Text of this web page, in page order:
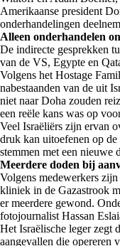
Amerikaanse president
onderhandelingen
Alleen onderhandelen
De indirecte gesprekken
van de VS, Egypte en
Volgens het Hostage
nabestaanden van de uit
niet naar Doha zouden
een reële kans was op
Veel Israëliërs zijn ervan
druk kan uitoefenen op
stemmen met een nieuwe
Meerdere doden bij
Volgens medewerkers
kliniek in de Gazastrook
er meerdere gewond.
fotojournalist Hassan
Het Israëlische leger zegt
aangevallen die opereren